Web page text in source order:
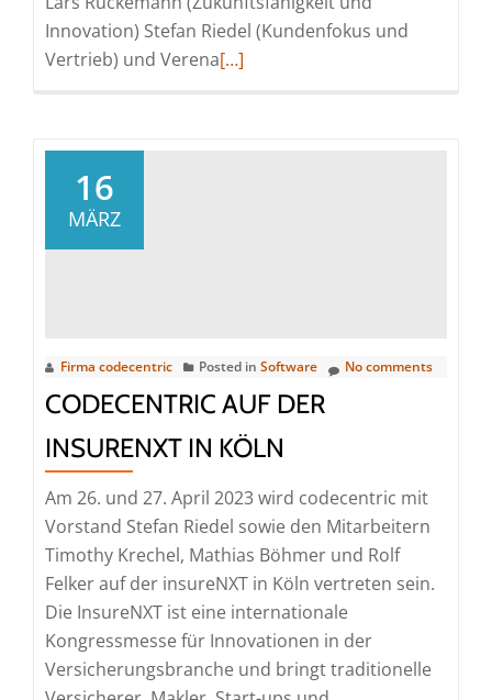
Innovation) Stefan Riedel (Kundenfokus und
Vertrieb) und VerenaRead
[…]
16
MÄRZ
Firma codecentric Posted in Software No comments
CODECENTRIC AUF DER
INSURENXT IN KÖLN
Am 26. und 27. April 2023 wird codecentric mit
Vorstand Stefan Riedel sowie den Mitarbeitern
Timothy Krechel, Mathias Böhmer und Rolf
Felker auf der insureNXT in Köln vertreten sein.
Die InsureNXT ist eine internationale
Kongressmesse für Innovationen in der
Versicherungsbranche und bringt traditionelle